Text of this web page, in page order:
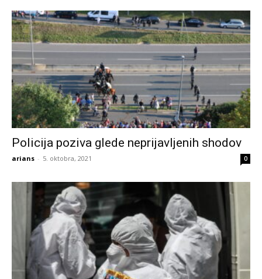
Policija poziva glede neprijavljenih shodov
arians - 5. oktobra, 2021 0